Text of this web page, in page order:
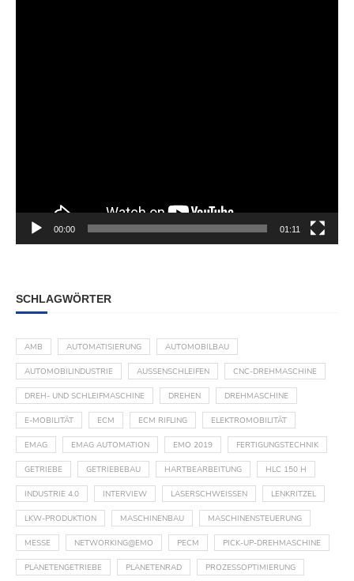
00:00 01:11
SCHLAGWÖRTER
AMB AUTOMATISIERUNG AUTOMOBILBAU
AUTOMOBILINDUSTRIE AUSSENSCHLEIFEN CNC-DREHMASCHINE
DREH- UND SCHLEIFMASCHINE DREHEN DREHMASCHINE
E-MOBILITÄT ECM ECM RIFLING ELEKTROMOBILITÄT
EMAG EMAG AUTOMATION EMO 2019 FERTIGUNGSTECHNIK
GETRIEBE GETRIEBEBAU HARTBEARBEITUNG HLC 150 H
INDUSTRIE 4.0 INTERVIEW LASERSCHWEISSEN LENKRITZEL
LKW-PRODUKTION MASCHINENBAU MASCHINENSTEUERUNG
MESSE NETWORKING@EMO PECM PICK-UP-DREHMASCHINE
PLANETENGETRIEBE PLANETENRAD PROZESSOPTIMIERUNG